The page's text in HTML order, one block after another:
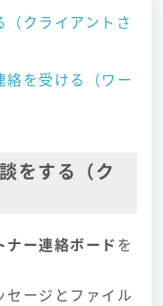
クライアントさ
を受ける（ワー
をする（ク
ナー連絡ボードを
ージとファイル